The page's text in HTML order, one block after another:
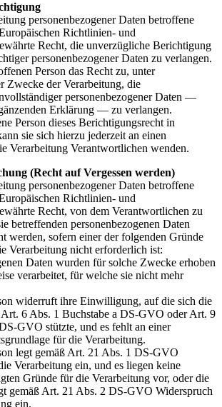
personenbezogener Daten betroffene
Richtlinien- und
Recht, die unverzügliche Berichtigung
personenbezogener Daten zu verlangen.
Person das Recht zu, unter
Zwecke der Verarbeitung, die
personenbezogener Daten —
Erklärung — zu verlangen.
Person dieses Berichtigungsrecht in
sie sich hierzu jederzeit an einen
Verarbeitung Verantwortlichen wenden.
(Recht auf Vergessen werden)
personenbezogener Daten betroffene
Richtlinien- und
Recht, von dem Verantwortlichen zu
betreffenden personenbezogenen Daten
werden, sofern einer der folgenden Gründe
Verarbeitung nicht erforderlich ist:
Daten wurden für solche Zwecke erhoben
verarbeitet, für welche sie nicht mehr
widerruft ihre Einwilligung, auf die sich die
Art. 6 Abs. 1 Buchstabe a DS-GVO oder Art. 9
GVO stützte, und es fehlt an einer
für die Verarbeitung.
legt gemäß Art. 21 Abs. 1 DS-GVO
Verarbeitung ein, und es liegen keine
Gründe für die Verarbeitung vor, oder die
gemäß Art. 21 Abs. 2 DS-GVO Widerspruch
ein.